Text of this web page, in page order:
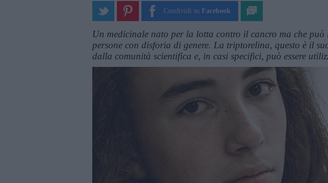
Condividi su Facebook
Un medicinale nato per la lotta contro il cancro ma che
persone con disforia di genere. La triptorelina, questo è il
dalla comunità scientifica e, in casi specifici, può essere